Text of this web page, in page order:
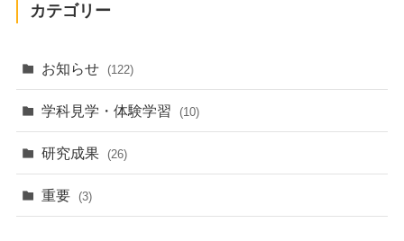
カテゴリー
お知らせ (122)
学科見学・体験学習 (10)
研究成果 (26)
重要 (3)